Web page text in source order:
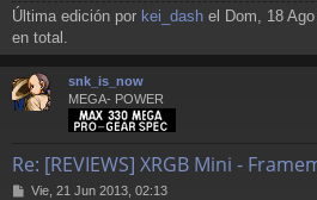
Última edición por kei_dash el Dom, 18
en total.
snk_is_now
MEGA- POWER
Re: [REVIEWS] XRGB Mini -
M
Vie, 21 Jun 2013, 02:13